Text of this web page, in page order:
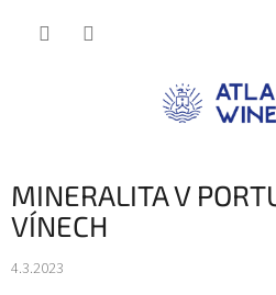
MINERALITA V
VÍNECH
4.3.2023